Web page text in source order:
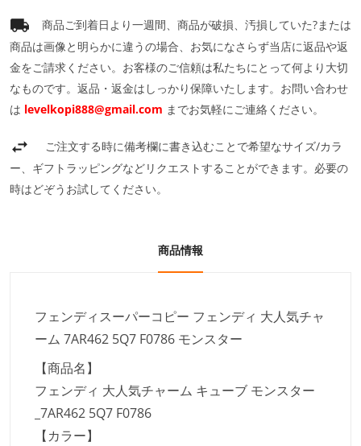
商品ご到着日より一週間、商品が破損、汚損していた?または
商品は画像と明らかに違うの場合、お気になさらず当店に返品や返
金をご請求ください。お客様のご信頼は私たちにとって何より大切
なものです。返品・返金はしっかり保障いたします。お問い合わせ
は levelkopi888@gmail.com までお気軽にご連絡ください。
ご注文する時に備考欄に書き込むことで希望なサイズ/カラ
ー、ギフトラッピングなどリクエストすることができます。必要の
時はどぞうお試してください。
商品情報
フェンディスーパーコピー フェンディ 大人気チャ
ーム 7AR462 5Q7 F0786 モンスター
【商品名】
フェンディ 大人気チャーム キューブ モンスター
_7AR462 5Q7 F0786
【カラー】